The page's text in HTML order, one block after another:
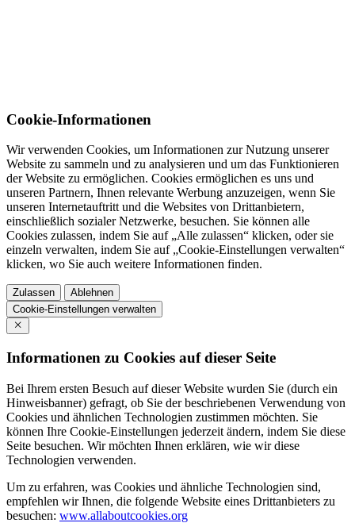
Cookie-Informationen
Wir verwenden Cookies, um Informationen zur Nutzung unserer
Website zu sammeln und zu analysieren und um das Funktionieren
der Website zu ermöglichen. Cookies ermöglichen es uns und
unseren Partnern, Ihnen relevante Werbung anzuzeigen, wenn Sie
unseren Internetauftritt und die Websites von Drittanbietern,
einschließlich sozialer Netzwerke, besuchen. Sie können alle
Cookies zulassen, indem Sie auf „Alle zulassen“ klicken, oder sie
einzeln verwalten, indem Sie auf „Cookie-Einstellungen verwalten“
klicken, wo Sie auch weitere Informationen finden.
Zulassen
Ablehnen
Cookie-Einstellungen verwalten
Informationen zu Cookies auf dieser Seite
Bei Ihrem ersten Besuch auf dieser Website wurden Sie (durch ein
Hinweisbanner) gefragt, ob Sie der beschriebenen Verwendung von
Cookies und ähnlichen Technologien zustimmen möchten. Sie
können Ihre Cookie-Einstellungen jederzeit ändern, indem Sie diese
Seite besuchen. Wir möchten Ihnen erklären, wie wir diese
Technologien verwenden.
Um zu erfahren, was Cookies und ähnliche Technologien sind,
empfehlen wir Ihnen, die folgende Website eines Drittanbieters zu
besuchen: www.allaboutcookies.org